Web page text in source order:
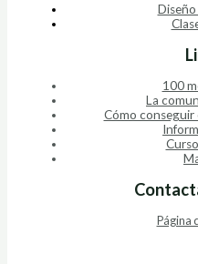
100
La
Cómo
Página